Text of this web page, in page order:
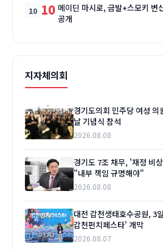
10 메이딘 마시로, 금발+스모키
공개
지자체의회
경기도의회 민주당 여성
날 기념식 참석
2026.08.08
경기도 7조 채무, '재정 비
"내부 책임 규명해야"
2026.08.08
대전 갑천생태호수공원, 3
갑천펀치페스타' 개막
2026.08.07